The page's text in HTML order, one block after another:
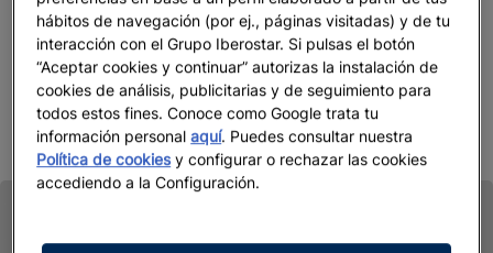
hábitos de navegación (por ej., páginas visitadas) y de tu
interacción con el Grupo Iberostar. Si pulsas el botón
“Aceptar cookies y continuar” autorizas la instalación de
cookies de análisis, publicitarias y de seguimiento para
todos estos fines. Conoce como Google trata tu
información personalaquí. Puedes consultar nuestra
Política de cookiesy configurar o rechazar las cookies
accediendo a la Configuración.